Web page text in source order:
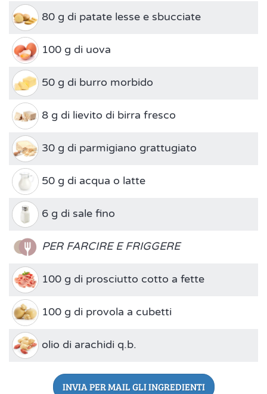
80 g di patate lesse e sbucciate
100 g di uova
50 g di burro morbido
8 g di lievito di birra fresco
30 g di parmigiano grattugiato
50 g di acqua o latte
6 g di sale fino
PER FARCIRE E FRIGGERE
100 g di prosciutto cotto a fette
100 g di provola a cubetti
olio di arachidi q.b.
INVIA PER MAIL GLI INGREDIENTI